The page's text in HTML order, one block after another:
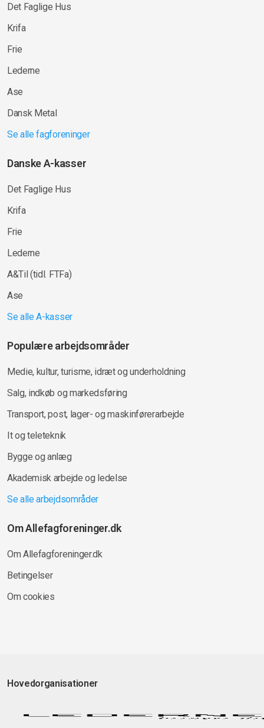
Det Faglige Hus
Krifa
Frie
Lederne
Ase
Dansk Metal
Se alle fagforeninger
Danske A-kasser
Det Faglige Hus
Krifa
Frie
Lederne
A&Til (tidl. FTFa)
Ase
Se alle A-kasser
Populære arbejdsområder
Medie, kultur, turisme, idræt og underholdning
Salg, indkøb og markedsføring
Transport, post, lager- og maskinførerarbejde
It og teleteknik
Bygge og anlæg
Akademisk arbejde og ledelse
Se alle arbejdsområder
Om Allefagforeninger.dk
Om Allefagforeninger.dk
Betingelser
Om cookies
Hovedorganisationer